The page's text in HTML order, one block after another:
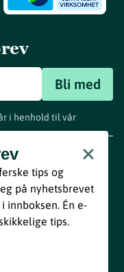
Bli med
i henhold til vår
tips og
på nyhetsbrevet
innboksen. Én e-
tips.